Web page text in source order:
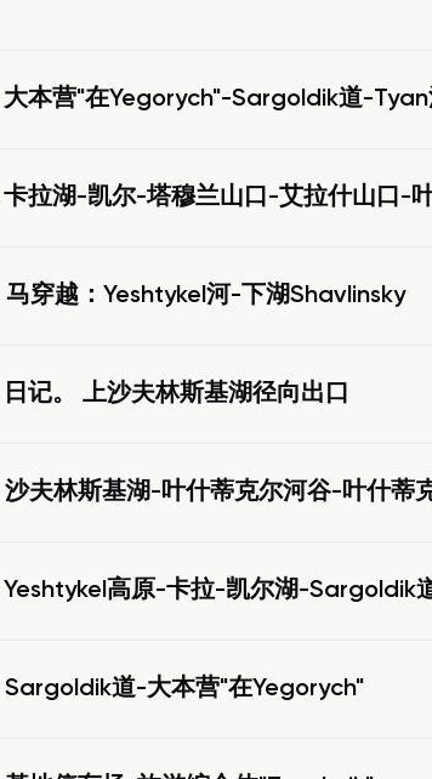
大本营"在Yegorych"-Sargoldik道-
卡拉湖-凯尔-塔穆兰山口-艾拉什山口-
马穿越：Yeshtykel河-下湖Shavlinsky
日记。 上沙夫林斯基湖径向出口
沙夫林斯基湖-叶什蒂克尔河谷-叶什蒂
Yeshtykel高原-卡拉-凯尔湖-Sargoldik
Sargoldik道-大本营"在Yegorych"